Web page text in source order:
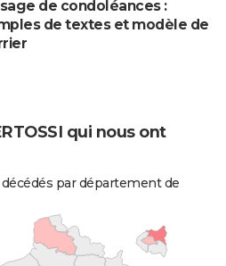
de condoléances :
de textes et modèle de
qui nous ont
par département de